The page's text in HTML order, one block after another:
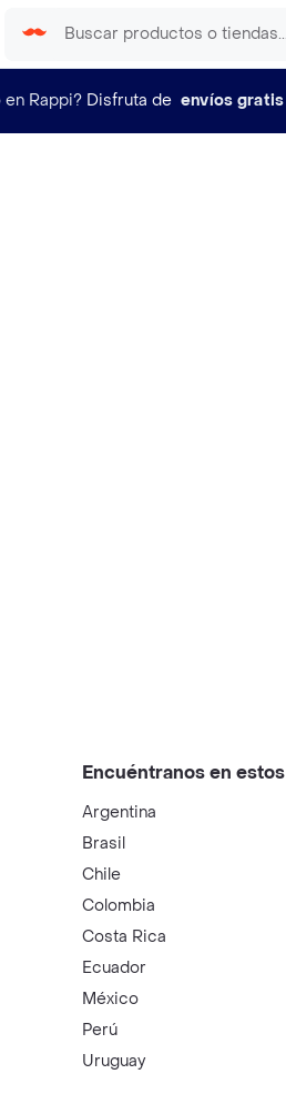
en Rappi? Disfruta de envíos
Encuéntranos en
Argentina
Brasil
Chile
Colombia
Costa Rica
Ecuador
México
Perú
Uruguay